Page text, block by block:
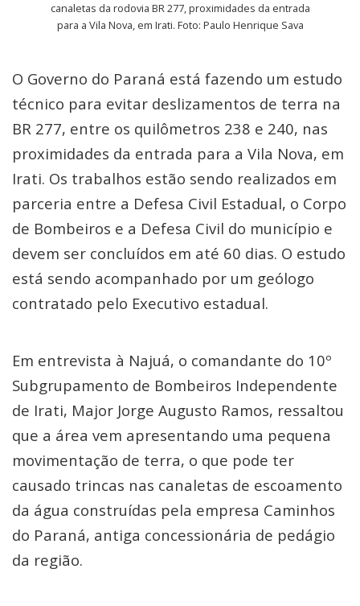
canaletas da rodovia BR 277, proximidades da entrada
para a Vila Nova, em Irati. Foto: Paulo Henrique Sava
O Governo do Paraná está fazendo um estudo
técnico para evitar deslizamentos de terra na
BR 277, entre os quilômetros 238 e 240, nas
proximidades da entrada para a Vila Nova, em
Irati. Os trabalhos estão sendo realizados em
parceria entre a Defesa Civil Estadual, o Corpo
de Bombeiros e a Defesa Civil do município e
devem ser concluídos em até 60 dias. O estudo
está sendo acompanhado por um geólogo
contratado pelo Executivo estadual.
Em entrevista à Najuá, o comandante do 10º
Subgrupamento de Bombeiros Independente
de Irati, Major Jorge Augusto Ramos, ressaltou
que a área vem apresentando uma pequena
movimentação de terra, o que pode ter
causado trincas nas canaletas de escoamento
da água construídas pela empresa Caminhos
do Paraná, antiga concessionária de pedágio
da região.